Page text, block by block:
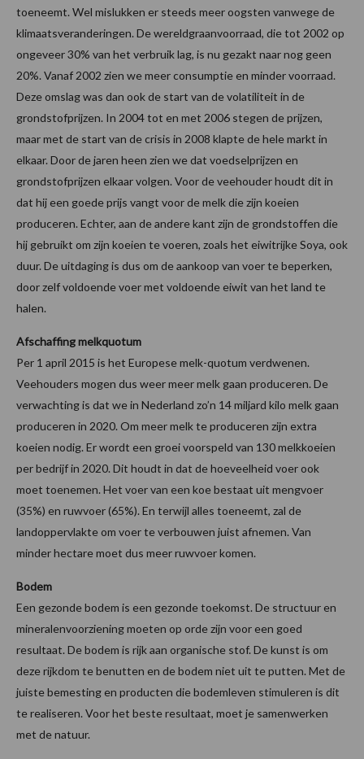
toeneemt. Wel mislukken er steeds meer oogsten vanwege de
klimaatsveranderingen. De wereldgraanvoorraad, die tot 2002 op
ongeveer 30% van het verbruik lag, is nu gezakt naar nog geen
20%. Vanaf 2002 zien we meer consumptie en minder voorraad.
Deze omslag was dan ook de start van de volatiliteit in de
grondstofprijzen. In 2004 tot en met 2006 stegen de prijzen,
maar met de start van de crisis in 2008 klapte de hele markt in
elkaar. Door de jaren heen zien we dat voedselprijzen en
grondstofprijzen elkaar volgen. Voor de veehouder houdt dit in
dat hij een goede prijs vangt voor de melk die zijn koeien
produceren. Echter, aan de andere kant zijn de grondstoffen die
hij gebruikt om zijn koeien te voeren, zoals het eiwitrijke Soya, ook
duur. De uitdaging is dus om de aankoop van voer te beperken,
door zelf voldoende voer met voldoende eiwit van het land te
halen.
Afschaffing melkquotum
Per 1 april 2015 is het Europese melk-quotum verdwenen.
Veehouders mogen dus weer meer melk gaan produceren. De
verwachting is dat we in Nederland zo’n 14 miljard kilo melk gaan
produceren in 2020. Om meer melk te produceren zijn extra
koeien nodig. Er wordt een groei voorspeld van 130 melkkoeien
per bedrijf in 2020. Dit houdt in dat de hoeveelheid voer ook
moet toenemen. Het voer van een koe bestaat uit mengvoer
(35%) en ruwvoer (65%). En terwijl alles toeneemt, zal de
landoppervlakte om voer te verbouwen juist afnemen. Van
minder hectare moet dus meer ruwvoer komen.
Bodem
Een gezonde bodem is een gezonde toekomst. De structuur en
mineralenvoorziening moeten op orde zijn voor een goed
resultaat. De bodem is rijk aan organische stof. De kunst is om
deze rijkdom te benutten en de bodem niet uit te putten. Met de
juiste bemesting en producten die bodemleven stimuleren is dit
te realiseren. Voor het beste resultaat, moet je samenwerken
met de natuur.